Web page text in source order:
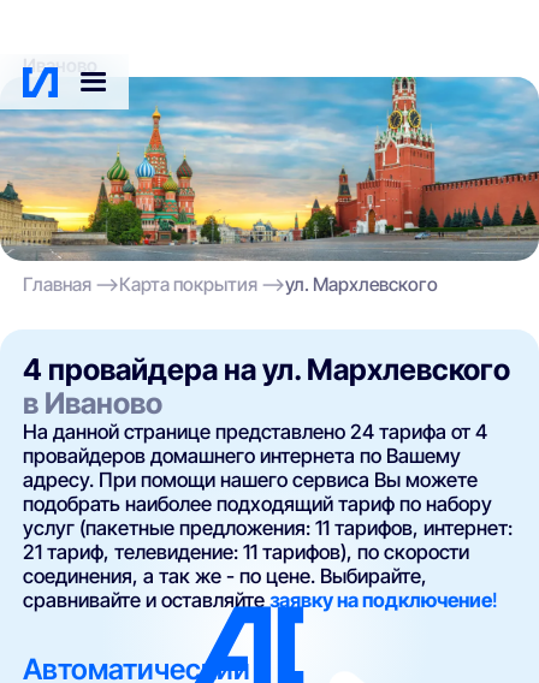
Иваново
Главная Карта покрытия ул. Мархлевского
4 провайдера на ул. Мархлевского
в Иваново
На данной странице представлено 24 тарифа от 4
провайдеров домашнего интернета по Вашему
адресу. При помощи нашего сервиса Вы можете
подобрать наиболее подходящий тариф по набору
услуг (пакетные предложения: 11 тарифов, интернет:
21 тариф, телевидение: 11 тарифов), по скорости
соединения, а так же - по цене. Выбирайте,
сравнивайте и оставляйтезаявку на подключение!
Автоматический